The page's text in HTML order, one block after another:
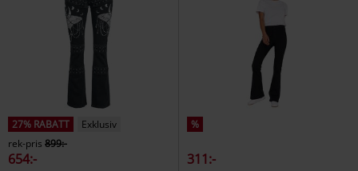
27% RABATT
Exklusiv
rek-pris 899:-
654:-
%
311:-